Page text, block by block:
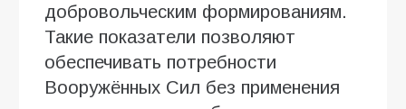
добровольческим формированиям.
Такие показатели позволяют
обеспечивать потребности
Вооружённых Сил без применения